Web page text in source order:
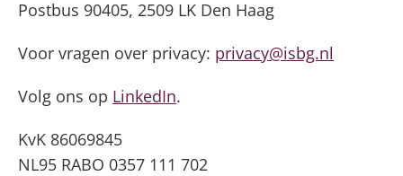
Postbus 90405, 2509 LK Den Haag
Voor vragen over privacy: privacy@isbg.nl
Volg ons op LinkedIn.
KvK 86069845
NL95 RABO 0357 111 702